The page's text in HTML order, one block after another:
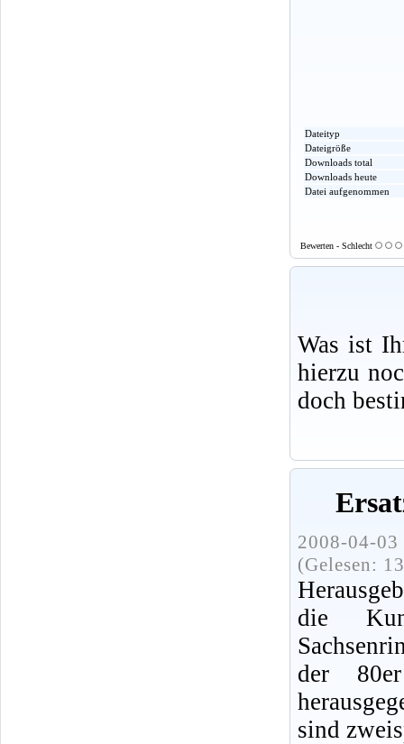
Dateityp
Dateigröße
Downloads total
Downloads heute
Datei aufgenommen
Bewerten - Schlecht
Was ist
hierzu
doch
2008-04-
(Gelesen:
die
der
sind